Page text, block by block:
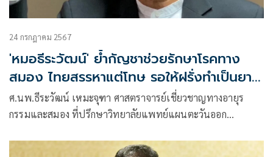
24 กรกฎาคม 2567
'หมอธีระวัฒน์' ย้ำกัญชาช่วยรักษาโรคทาง
สมอง ไทยสรรหาแต่โทษ รอให้ฝรั่งทำเป็นยา
มาขาย
ศ.นพ.ธีระวัฒน์ เหมะจุฑา ศาสตราจารย์เชี่ยวชาญทางอายุร
กรรมและสมอง ที่ปรึกษาวิทยาลัยแพทย์แผนตะวันออก